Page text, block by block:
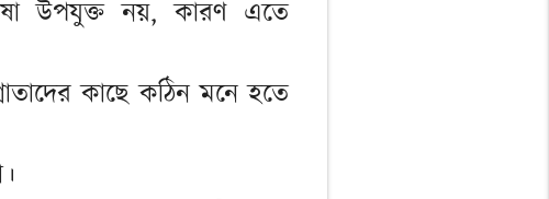
উপযুক্ত নয়, কারণ এতে
কাছে কঠিন মনে হতে